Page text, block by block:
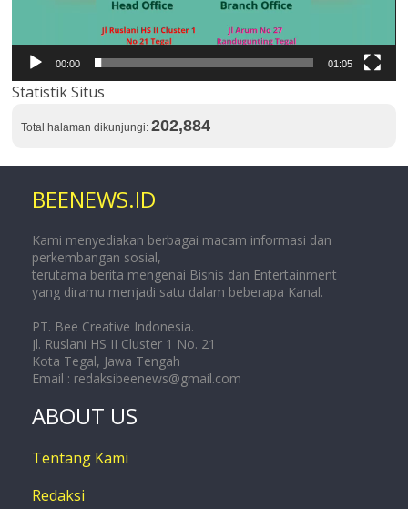
00:00 01:05
Statistik Situs
Total halaman dikunjungi:202,884
BEENEWS.ID
Kami menyediakan berbagai macam informasi dan
perkembangan sosial,
terutama berita mengenai Bisnis dan Entertainment
yang diramu menjadi satu dalam beberapa Kanal.
PT. Bee Creative Indonesia.
Jl. Ruslani HS II Cluster 1 No. 21
Kota Tegal, Jawa Tengah
Email : redaksibeenews@gmail.com
ABOUT US
Tentang Kami
Redaksi